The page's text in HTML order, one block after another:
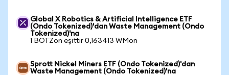
Global X Robotics & Artificial Intelligence ETF
(Ondo Tokenized)'dan Waste Management (Ondo
Tokenized)'na
1 BOTZon eşittir 0,163413 WMon
Sprott Nickel Miners ETF (Ondo Tokenized)'dan
Waste Management (Ondo Tokenized)'na